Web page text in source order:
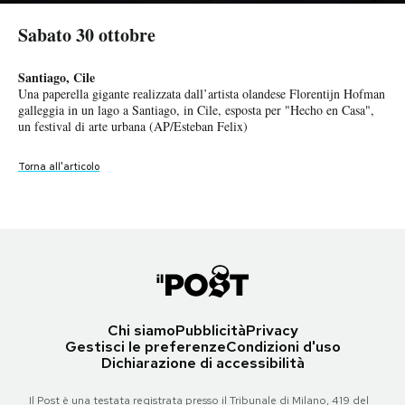
PODCAST
NEWSLETTER
AREA PERSONALE
Area Personale
Newsletter
Sabato 30 ottobre
Santiago, Cile
Una paperella gigante realizzata dall’artista olandese Florentijn Hofman
galleggia in un lago a Santiago, in Cile, esposta per "Hecho en Casa",
un festival di arte urbana (AP/Esteban Felix)
Torna all'articolo
Sabato 30 ottobre
Roma, Italia
Il presidente francese Emmanuel Macron ride mentre il primo ministro
britannico Boris Johnson, al centro, viene aiutato a salire sul palco per
la foto di gruppo dei leader mondiali al centro conferenze "La Nuvola"
per il vertice del G20 a Roma (AP Photo/Kirsty Wigglesworth, Pool)
Roma, Italia
Personale medico e leader mondiali posano per una foto di gruppo al
30 ottobre 2021 (Ap Photo)
Torna all'articolo
Chi siamoPubblicitàPrivacy
Gestisci le preferenzeCondizioni d'uso
Dichiarazione di accessibilità
Il Post è una testata registrata presso il Tribunale di Milano, 419 del